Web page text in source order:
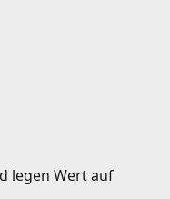
legen Wert auf